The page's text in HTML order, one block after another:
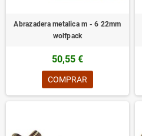
Abrazadera metalica m - 6 22mm
wolfpack
50,55 €
COMPRAR